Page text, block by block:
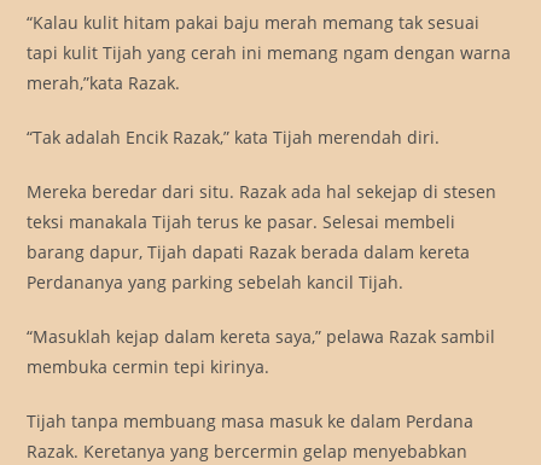
“Kalau kulit hitam pakai baju merah memang tak sesuai
tapi kulit Tijah yang cerah ini memang ngam dengan warna
merah,”kata Razak.
“Tak adalah Encik Razak,” kata Tijah merendah diri.
Mereka beredar dari situ. Razak ada hal sekejap di stesen
teksi manakala Tijah terus ke pasar. Selesai membeli
barang dapur, Tijah dapati Razak berada dalam kereta
Perdananya yang parking sebelah kancil Tijah.
“Masuklah kejap dalam kereta saya,” pelawa Razak sambil
membuka cermin tepi kirinya.
Tijah tanpa membuang masa masuk ke dalam Perdana
Razak. Keretanya yang bercermin gelap menyebabkan